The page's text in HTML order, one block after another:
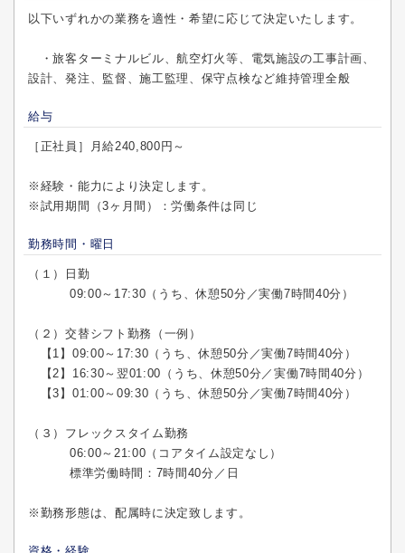
以下いずれかの業務を適性・希望に応じて決定いたします。
・旅客ターミナルビル、航空灯火等、電気施設の工事計画、
設計、発注、監督、施工監理、保守点検など維持管理全般
給与
［正社員］月給240,800円～
※経験・能力により決定します。
※試用期間（3ヶ月間）：労働条件は同じ
勤務時間・曜日
（１）日勤
09:00～17:30（うち、休憩50分／実働7時間40分）
（２）交替シフト勤務（一例）
【1】09:00～17:30（うち、休憩50分／実働7時間40分）
【2】16:30～翌01:00（うち、休憩50分／実働7時間40分）
【3】01:00～09:30（うち、休憩50分／実働7時間40分）
（３）フレックスタイム勤務
06:00～21:00（コアタイム設定なし）
標準労働時間：7時間40分／日
※勤務形態は、配属時に決定致します。